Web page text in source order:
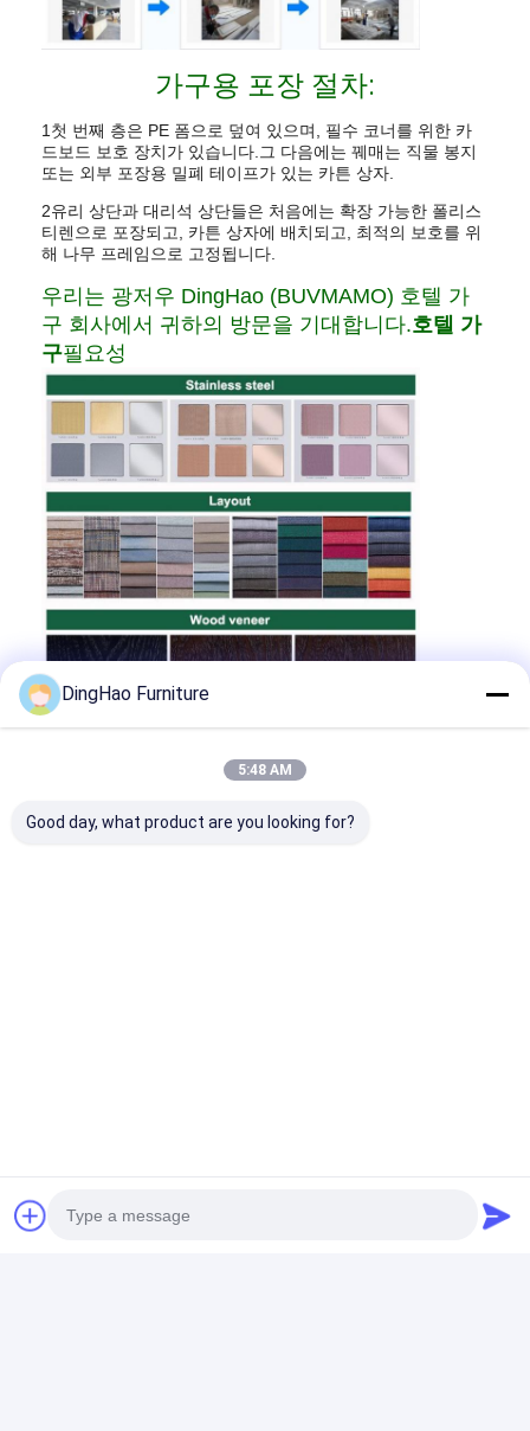
가구용 포장 절차:
1첫 번째 층은 PE 폼으로 덮여 있으며, 필수 코너를 위한 카
드보드 보호 장치가 있습니다.그 다음에는 꿰매는 직물 봉지
또는 외부 포장용 밀폐 테이프가 있는 카튼 상자.
2유리 상단과 대리석 상단들은 처음에는 확장 가능한 폴리스
티렌으로 포장되고, 카튼 상자에 배치되고, 최적의 보호를 위
해 나무 프레임으로 고정됩니다.
우리는 광저우 DingHao (BUVMAMO) 호텔 가
구 회사에서 귀하의 방문을 기대합니다.호텔 가
구필요성
DingHao Furniture
5:48 AM
Good day, what product are you looking for?